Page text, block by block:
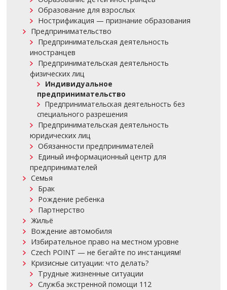
Образование для взрослых
Нострификация — признание образования
Предпринимательство
Предпринимательская деятельность
иностранцев
Предпринимательская деятельность
физических лиц
Индивидуальное
предпринимательство
Предпринимательская деятельность без
специального разрешения
Предпринимательская деятельность
юридических лиц
Обязанности предпринимателей
Единый информационный центр для
предпринимателей
Семья
Брак
Рождение ребенка
Партнерство
Жильё
Вождение автомобиля
Избирательное право на местном уровне
Czech POINT — не бегайте по инстанциям!
Кризисные ситуации: что делать?
Трудные жизненные ситуации
Служба экстренной помощи 112